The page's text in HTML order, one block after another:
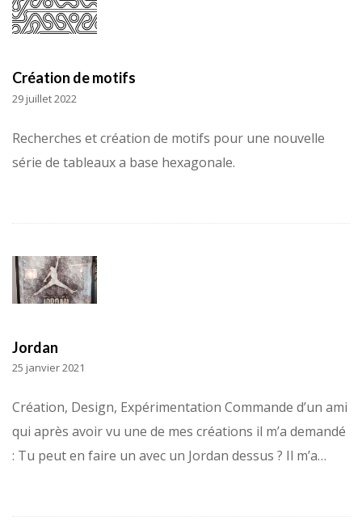
Création de motifs
29 juillet 2022
Recherches et création de motifs pour une nouvelle
série de tableaux a base hexagonale.
Jordan
25 janvier 2021
Création, Design, Expérimentation Commande d’un ami
qui après avoir vu une de mes créations il m’a demandé
: Tu peut en faire un avec un Jordan dessus ? Il m’a…